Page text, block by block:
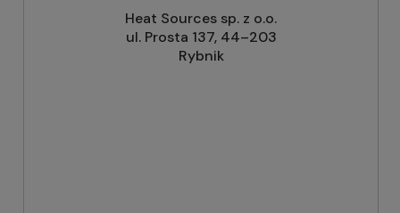
Heat Sources sp. z o.o.
ul. Prosta 137, 44–203
Rybnik